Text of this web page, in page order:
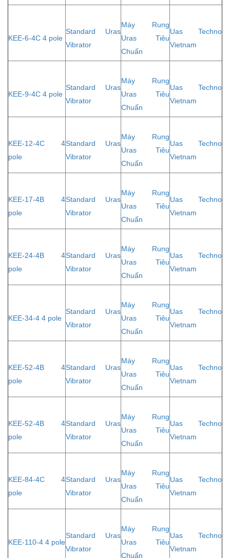
KEE-6-4C 4 pole
Standard Uras
Vibrator
Máy Rung
Uras Tiêu
Chuẩn
Uas Techno
Vietnam
KEE-9-4C 4 pole
Standard Uras
Vibrator
Máy Rung
Uras Tiêu
Chuẩn
Uas Techno
Vietnam
KEE-12-4C 4
pole
Standard Uras
Vibrator
Máy Rung
Uras Tiêu
Chuẩn
Uas Techno
Vietnam
KEE-17-4B 4
pole
Standard Uras
Vibrator
Máy Rung
Uras Tiêu
Chuẩn
Uas Techno
Vietnam
KEE-24-4B 4
pole
Standard Uras
Vibrator
Máy Rung
Uras Tiêu
Chuẩn
Uas Techno
Vietnam
KEE-34-4 4 pole
Standard Uras
Vibrator
Máy Rung
Uras Tiêu
Chuẩn
Uas Techno
Vietnam
KEE-52-4B 4
pole
Standard Uras
Vibrator
Máy Rung
Uras Tiêu
Chuẩn
Uas Techno
Vietnam
KEE-52-4B 4
pole
Standard Uras
Vibrator
Máy Rung
Uras Tiêu
Chuẩn
Uas Techno
Vietnam
KEE-84-4C 4
pole
Standard Uras
Vibrator
Máy Rung
Uras Tiêu
Chuẩn
Uas Techno
Vietnam
KEE-110-4 4 pole
Standard Uras
Vibrator
Máy Rung
Uras Tiêu
Chuẩn
Uas Techno
Vietnam